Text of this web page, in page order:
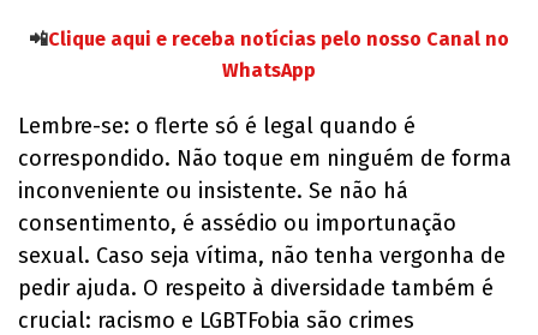
📲Clique aqui e receba notícias pelo nosso Canal no
WhatsApp
Lembre-se: o flerte só é legal quando é
correspondido. Não toque em ninguém de forma
inconveniente ou insistente. Se não há
consentimento, é assédio ou importunação
sexual. Caso seja vítima, não tenha vergonha de
pedir ajuda. O respeito à diversidade também é
crucial: racismo e LGBTFobia são crimes